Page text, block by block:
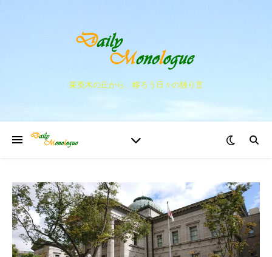
茱萸木の丘から、移ろう日々の独り言